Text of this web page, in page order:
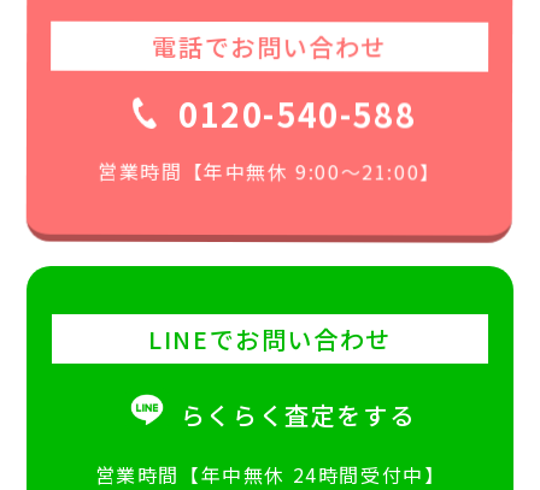
電話でお問い合わせ
0120-540-588
営業時間【年中無休 9:00〜21:00】
LINEでお問い合わせ
らくらく査定をする
営業時間【年中無休 24時間受付中】